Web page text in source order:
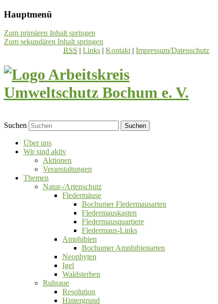
Hauptmenü
Zum primären Inhalt springen
Zum sekundären Inhalt springen
RSS | Links | Kontakt| Impressum/Datenschutz
Suchen
Über uns
Wir sind aktiv
Aktionen
Veranstaltungen
Themen
Natur-/Artenschutz
Fledermäuse
Bochumer Fledermausarten
Fledermauskasten
Fledermausquartiere
Fledermaus-Links
Amphibien
Bochumer Amphibienarten
Neophyten
Igel
Waldsterben
Ruhraue
Resolution
Hintergrund